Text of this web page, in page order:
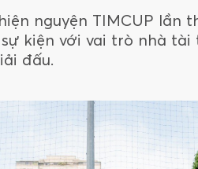
nguyện TIMCUP
kiện với vai trò nhà
đấu.